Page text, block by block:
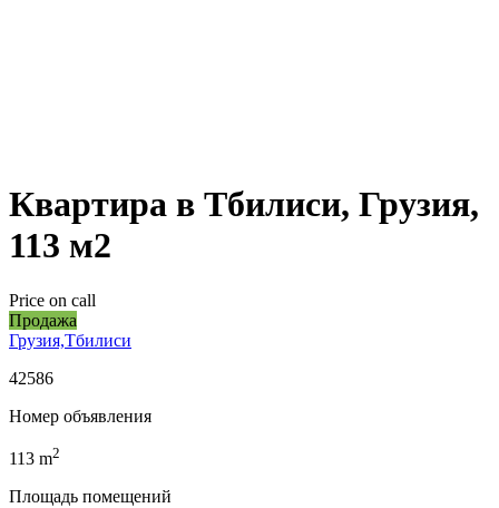
Квартира в Тбилиси, Грузия,
113 м2
Price on call
Продажа
Грузия,Тбилиси
42586
Номер объявления
113 m2
Площадь помещений